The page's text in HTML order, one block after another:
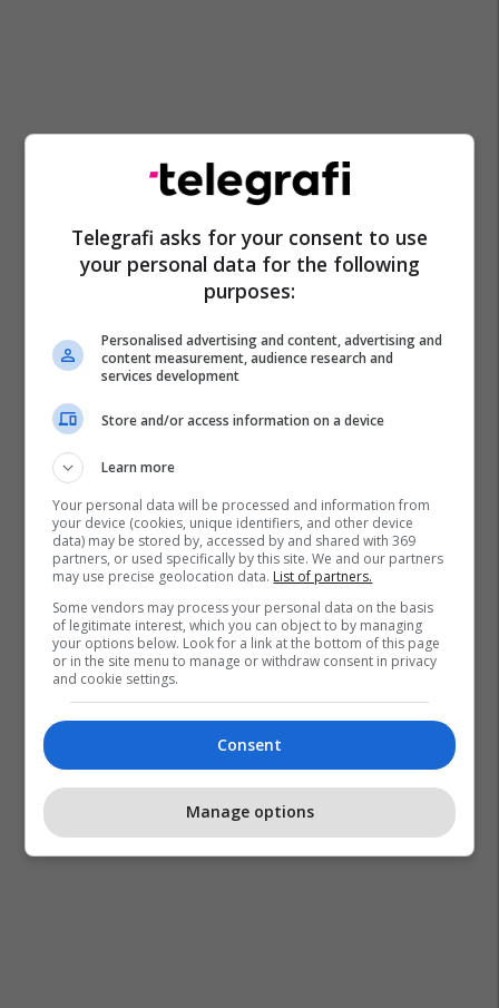
Telegrafi asks for your consent to use
your personal data for the following
purposes:
Personalised advertising and content, advertising and
content measurement, audience research and
services development
Store and/or access information on a device
Learn more
Your personal data will be processed and information from
your device (cookies, unique identifiers, and other device
data) may be stored by, accessed by and shared with 369
partners, or used specifically by this site. We and our partners
may use precise geolocation data. List of partners.
Some vendors may process your personal data on the basis
of legitimate interest, which you can object to by managing
your options below. Look for a link at the bottom of this page
or in the site menu to manage or withdraw consent in privacy
and cookie settings.
Consent
Manage options